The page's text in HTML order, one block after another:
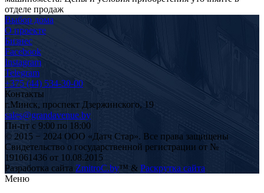
отделе продаж
Выбор дома
О проекте
Бизнес
Facebook
Instagram
Telegram
+375 (44) 534-30-00
Контакты
г.Минск, проспект Дзержинского, 19
sales@grandavenue.by
Пн-пт с 9:00 по 18:00
© 2015 − 2024 ООО «Датч Стар». Все права защищены
Свидетельство о государственной регистрации от №
191061436 от 10.08.2015
Разработка сайта ZmitroC.by™ & Раскрутка сайта
Меню